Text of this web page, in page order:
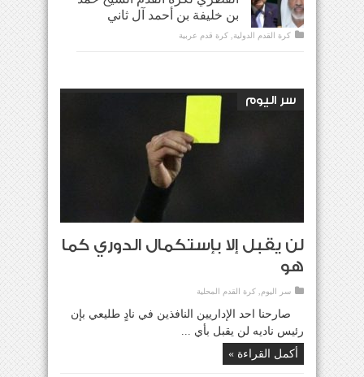
بن خليفة بن أحمد آل ثاني
كرة القدم الدولية كرة قدم عربية
سر اليوم
لن يقبل إلا بإستكمال الدوري كما
هو
سر اليوم كرة القدم المحلية
صارحنا احد الإداريين النافذين في نادٍ طليعي بإن
رئيس ناديه لن يقبل بأي ...
أكمل القراءة »